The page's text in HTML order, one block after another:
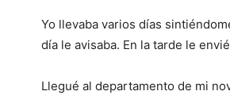
Yo llevaba varios días
día le avisaba. En la tarde le
Llegué al departamento de mi